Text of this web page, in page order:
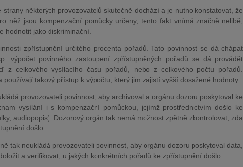
strany některých provozovatelů skutečně dochází a je nutno konstatovat, že
něž jsou kompenzační pomůcky určeny, tento fakt vnímá značně nelibě,
hodnotit jako diskriminační.
zpřístupnění určitého procenta pořadů. Tato povinnost se dá chápat
výpočet povinného zastoupení zpřístupněných pořadů se dá provádět
z celkového vysílacího času pořadů, nebo z celkového počtu pořadů.
používají takový přístup k výpočtu, který jim zajistí vyšší dosažené hodnoty.
provozovateli povinnost, aby archivoval a orgánu dozoru poskytoval ke
vysílání i s kompenzační pomůckou, jejímž prostřednictvím došlo ke
audiopopis). Dozorový orgán tak nemá možnost zpětně zkontrolovat, zda
došlo.
tak neukládá provozovateli povinnost, aby orgánu dozoru poskytoval data,
a verifikovat, u jakých konkrétních pořadů ke zpřístupnění došlo.